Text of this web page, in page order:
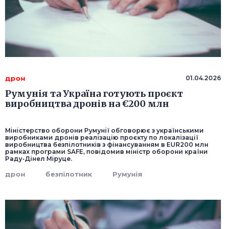
дрон 01.04.2026
Румунія та Україна готують проєкт
виробництва дронів на €200 млн
Міністерство оборони Румунії обговорює з українськими
виробниками дронів реалізацію проєкту по локалізації
виробництва безпілотників з фінансуванням в EUR200 млн
рамках програми SAFE, повідомив міністр оборони країни
Раду-Дінел Міруце.
дрон безпілотник Румунія